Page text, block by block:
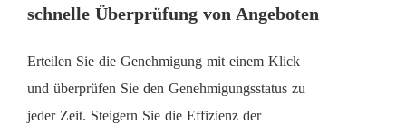
schnelle Überprüfung von Angeboten
Erteilen Sie die Genehmigung mit einem Klick
und überprüfen Sie den Genehmigungsstatus zu
jeder Zeit. Steigern Sie die Effizienz der